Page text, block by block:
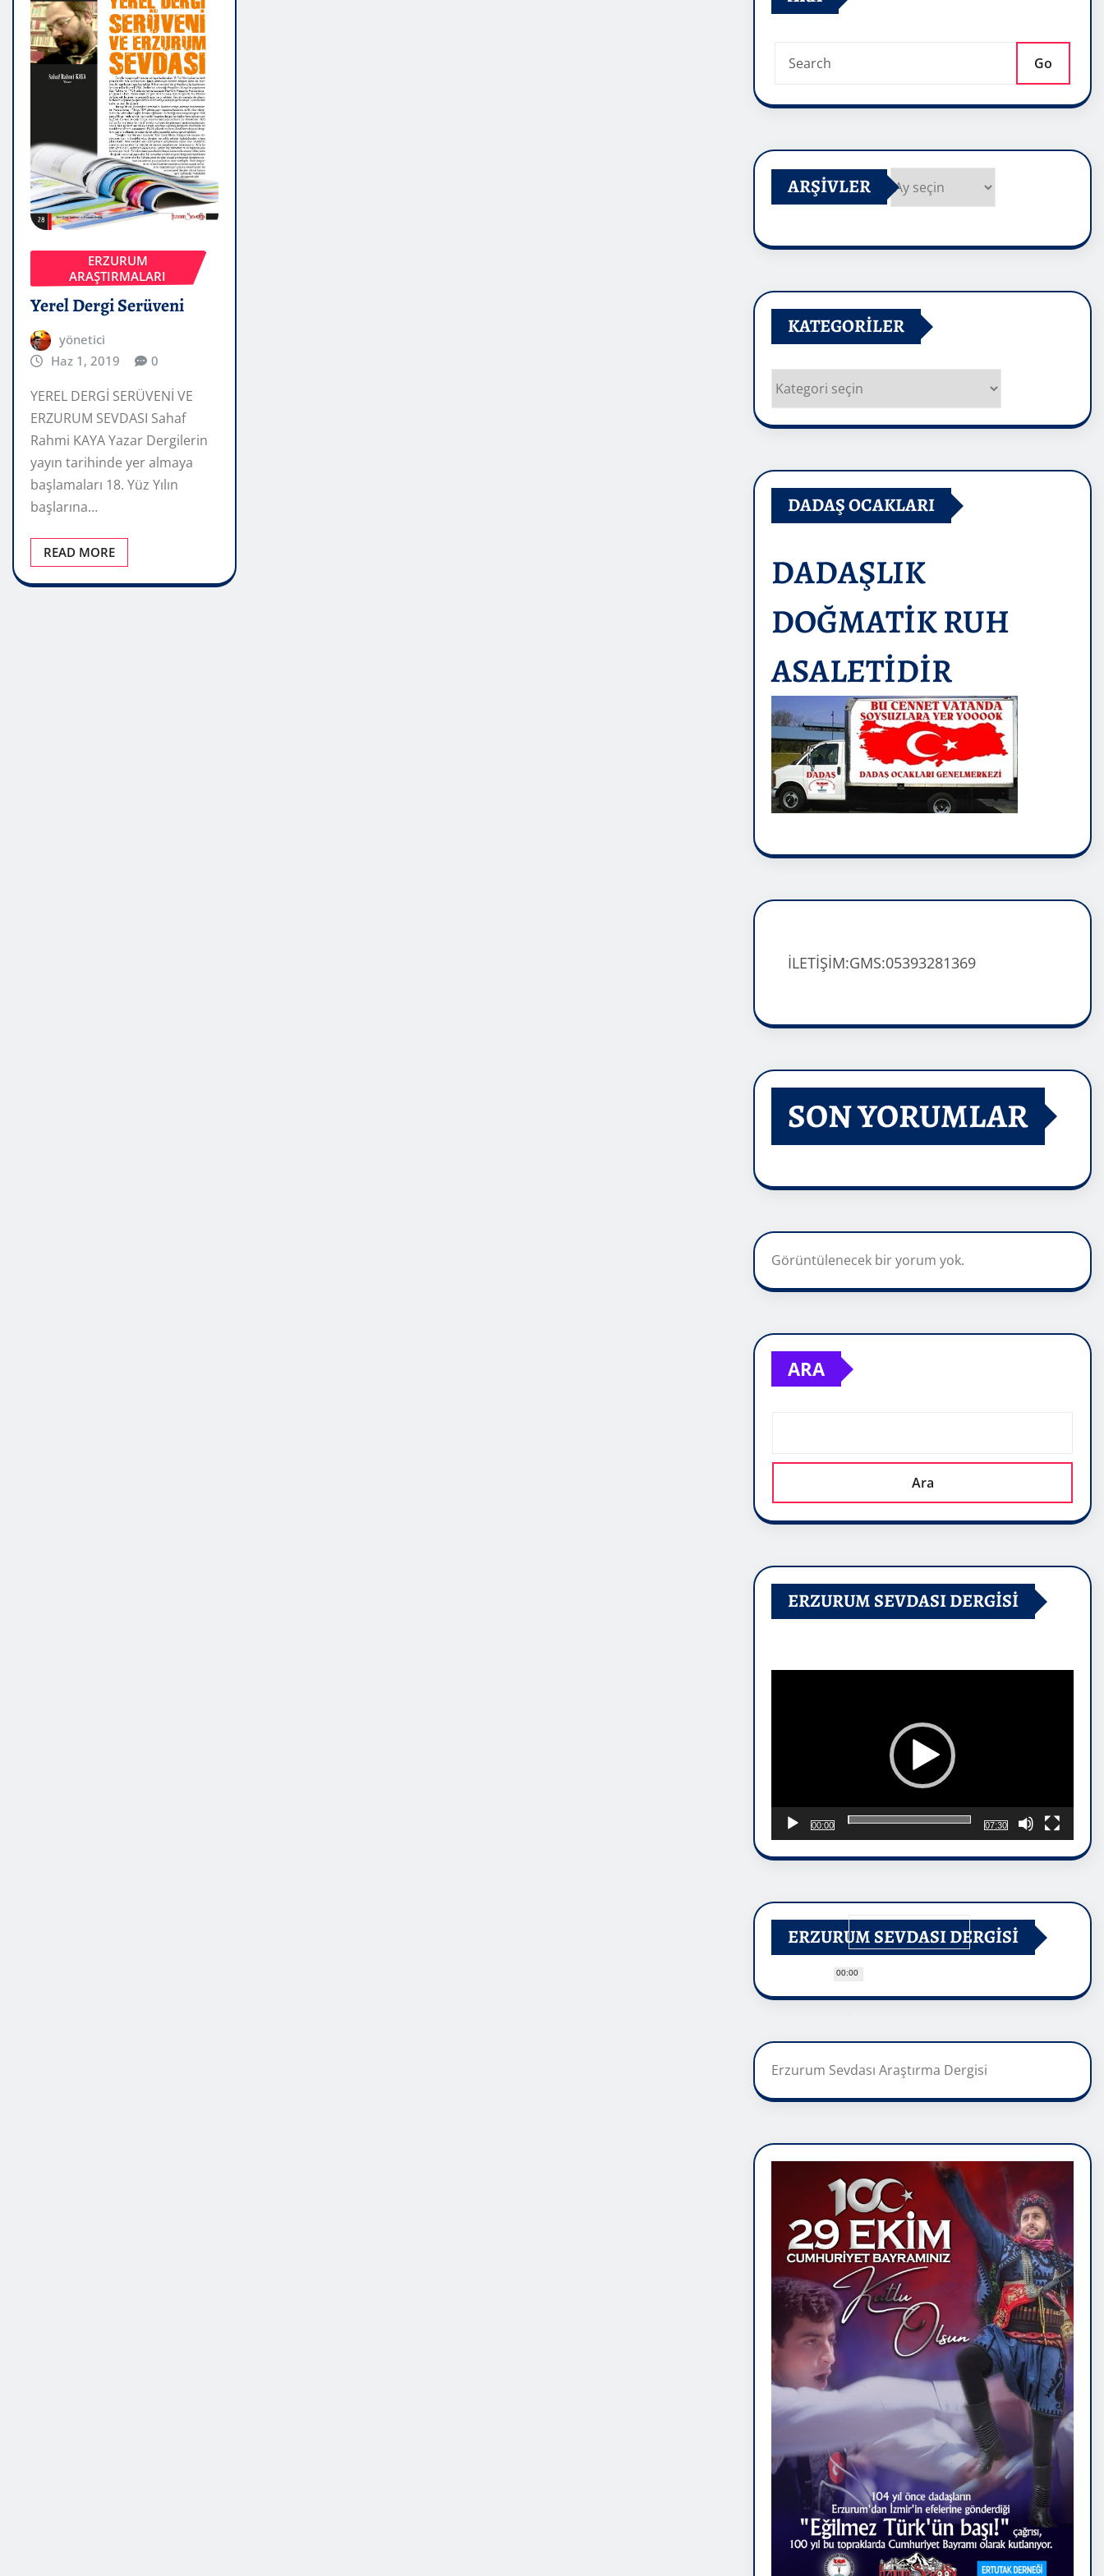
ERZURUM
ARAŞTIRMALARI
Yerel Dergi Serüveni
yönetici
Haz 1, 2019
0
YEREL DERGİ SERÜVENİ VE
ERZURUM SEVDASI Sahaf
Rahmi KAYA Yazar Dergilerin
yayın tarihinde yer almaya
başlamaları 18. Yüz Yılın
başlarına…
READ MORE
Go
ARŞIVLER
KATEGORILER
Kategoriler
DADAŞ OCAKLARI
DADAŞLIK
DOĞMATİK RUH
ASALETİDİR
İLETİŞİM:GMS:05393281369
SON YORUMLAR
Görüntülenecek bir yorum yok.
ARA
Ara
ERZURUM SEVDASI DERGİSİ
00:00
00:00
07:30
ERZURUM SEVDASI DERGİSİ
Erzurum Sevdası Araştırma Dergisi